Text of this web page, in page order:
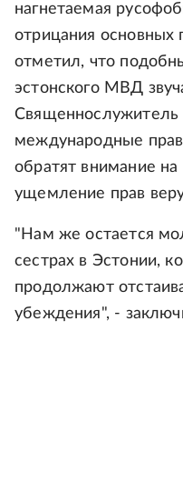
нагнетаемая
отрицания основных
отметил, что
эстонского МВД
Священнослужитель
международные
обратят внимание
ущемление прав
"Нам же остается
сестрах в Эстонии,
продолжают
убеждения", -